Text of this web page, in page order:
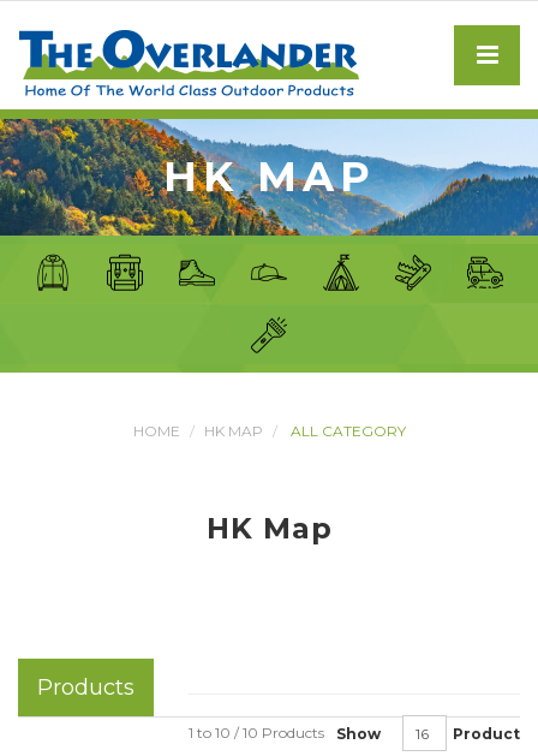
HK MAP
HOME HK MAP ALL CATEGORY
HK Map
Products
Show Product
1 to 10 / 10 Products